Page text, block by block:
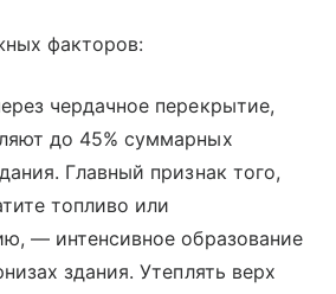
факторов:
чердачное перекрытие,
до 45% суммарных
Главный признак того,
топливо или
— интенсивное образование
здания. Утеплять верх